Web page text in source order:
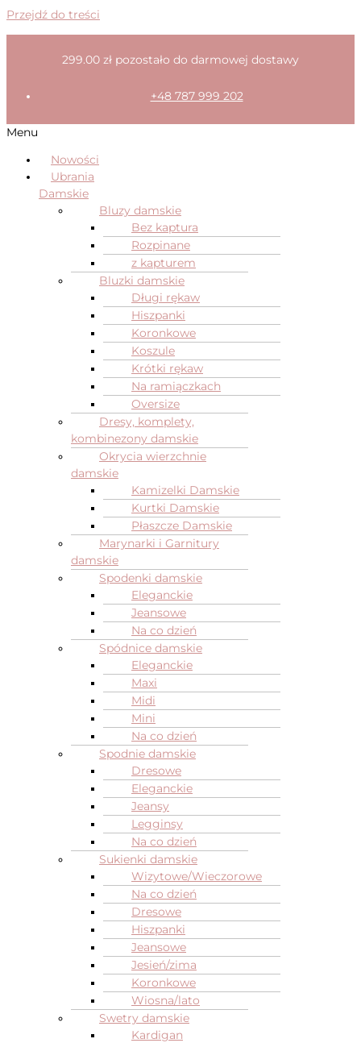
Przejdź do treści
299.00 zł pozostało do darmowej dostawy
+48 787 999 202
Menu
Nowości
Ubrania
Damskie
Bluzy damskie
Bez kaptura
Rozpinane
z kapturem
Bluzki damskie
Długi rękaw
Hiszpanki
Koronkowe
Koszule
Krótki rękaw
Na ramiączkach
Oversize
Dresy, komplety,
kombinezony damskie
Okrycia wierzchnie
damskie
Kamizelki Damskie
Kurtki Damskie
Płaszcze Damskie
Marynarki i Garnitury
damskie
Spodenki damskie
Eleganckie
Jeansowe
Na co dzień
Spódnice damskie
Eleganckie
Maxi
Midi
Mini
Na co dzień
Spodnie damskie
Dresowe
Eleganckie
Jeansy
Legginsy
Na co dzień
Sukienki damskie
Wizytowe/Wieczorowe
Na co dzień
Dresowe
Hiszpanki
Jeansowe
Jesień/zima
Koronkowe
Wiosna/lato
Swetry damskie
Kardigan